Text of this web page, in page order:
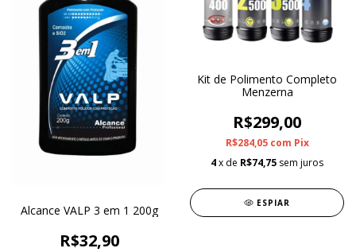
Alcance VALP 3 em 1 200g
R$32,90
Kit de Polimento Completo
Menzerna
R$299,00
R$284,05 com Pix
4x de R$74,75 sem juros
ESPIAR